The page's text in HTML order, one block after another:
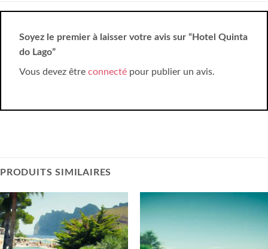
Soyez le premier à laisser votre avis sur “Hotel Quinta
do Lago”
Vous devez être connecté pour publier un avis.
PRODUITS SIMILAIRES